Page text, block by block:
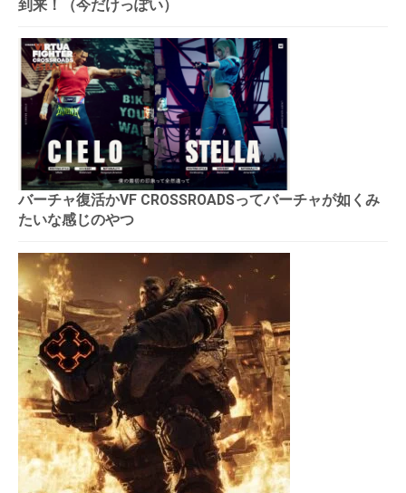
到来！（今だけっぽい）
バーチャ復活かVF CROSSROADSってバーチャが如くみ
たいな感じのやつ